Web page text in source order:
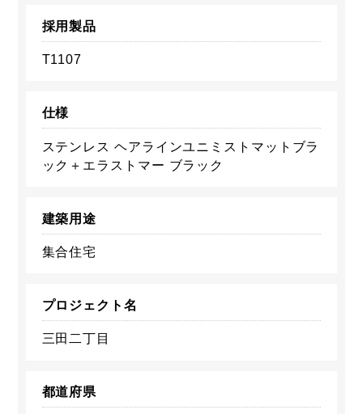
採用製品
T1107
仕様
ステンレス ヘアラインユニミストマットブラ
ック＋エラストマー ブラック
建築用途
集合住宅
プロジェクト名
三田二丁目
都道府県